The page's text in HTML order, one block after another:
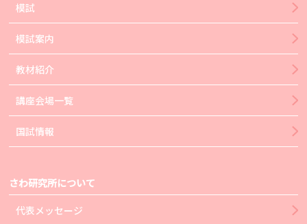
模試
模試案内
教材紹介
講座会場一覧
国試情報
さわ研究所について
代表メッセージ